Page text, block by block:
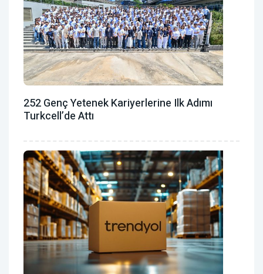
252 Genç Yetenek Kariyerlerine Ilk Adımı
Turkcell’de Attı